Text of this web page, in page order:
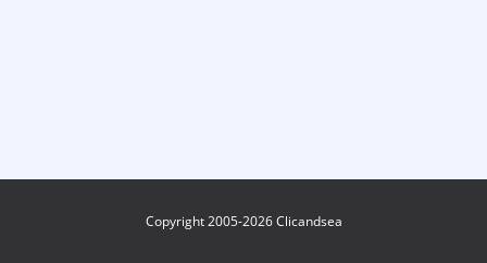
Copyright 2005-2026 Clicandsea